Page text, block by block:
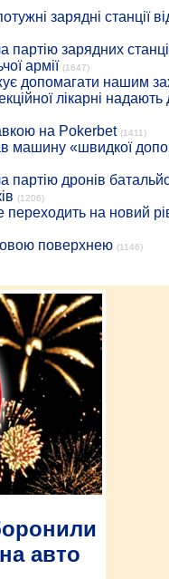
зарядні станції
партію зарядних
армії (1647)
допомагати нашим
лікарні
на Pokerbet (1411)
машину «швидкої
партію дронів
(1206)
переходить на новий
поверхнею (1146)
авто